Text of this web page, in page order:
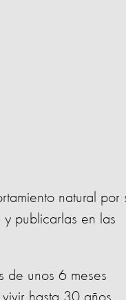
natural por
y publicarlas en las
de unos 6 meses